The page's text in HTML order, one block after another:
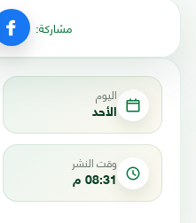
مشاركة:
اليوم
الأحد
وقت النشر
08:31 م